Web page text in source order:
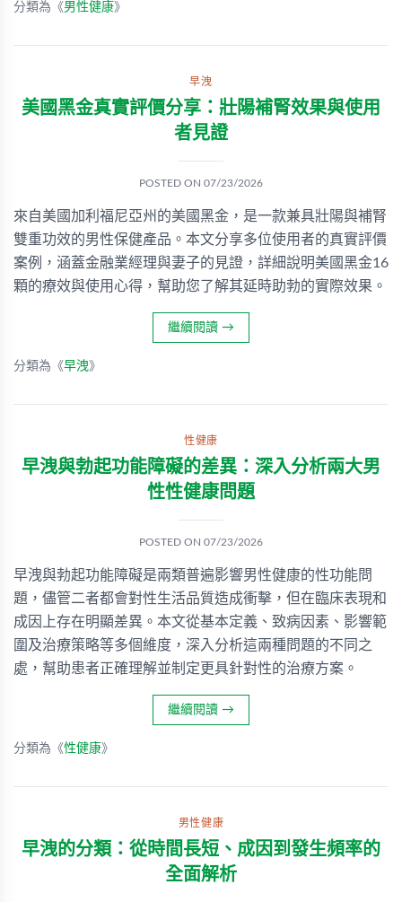
分類為《男性健康》
早洩
美國黑金真實評價分享：壯陽補腎效果與使用
者見證
POSTED ON 07/23/2026
來自美國加利福尼亞州的美國黑金，是一款兼具壯陽與補腎
雙重功效的男性保健產品。本文分享多位使用者的真實評價
案例，涵蓋金融業經理與妻子的見證，詳細說明美國黑金16
顆的療效與使用心得，幫助您了解其延時助勃的實際效果。
繼續閱讀 →
分類為《早洩》
性健康
早洩與勃起功能障礙的差異：深入分析兩大男
性性健康問題
POSTED ON 07/23/2026
早洩與勃起功能障礙是兩類普遍影響男性健康的性功能問
題，儘管二者都會對性生活品質造成衝擊，但在臨床表現和
成因上存在明顯差異。本文從基本定義、致病因素、影響範
圍及治療策略等多個維度，深入分析這兩種問題的不同之
處，幫助患者正確理解並制定更具針對性的治療方案。
繼續閱讀 →
分類為《性健康》
男性健康
早洩的分類：從時間長短、成因到發生頻率的
全面解析